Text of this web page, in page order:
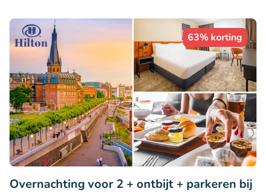
63% korting
Overnachting voor 2 + ontbijt + parkeren bij